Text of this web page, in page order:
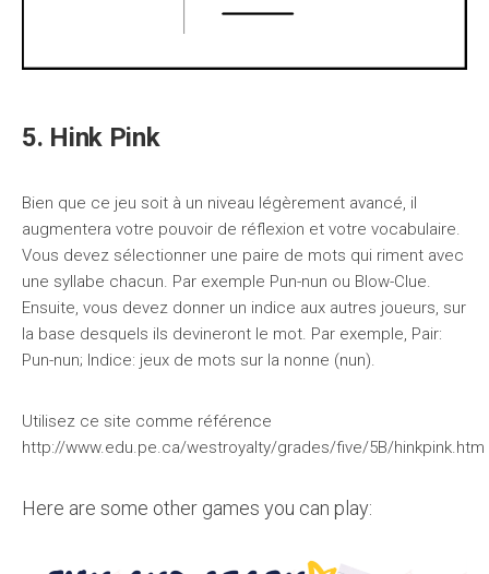
5. Hink Pink
Bien que ce jeu soit à un niveau légèrement avancé, il
augmentera votre pouvoir de réflexion et votre vocabulaire.
Vous devez sélectionner une paire de mots qui riment avec
une syllabe chacun. Par exemple Pun-nun ou Blow-Clue.
Ensuite, vous devez donner un indice aux autres joueurs, sur
la base desquels ils devineront le mot. Par exemple, Pair:
Pun-nun; Indice: jeux de mots sur la nonne (nun).
Utilisez ce site comme référence
http://www.edu.pe.ca/westroyalty/grades/five/5B/hinkpink.htm
Here are some other games you can play: